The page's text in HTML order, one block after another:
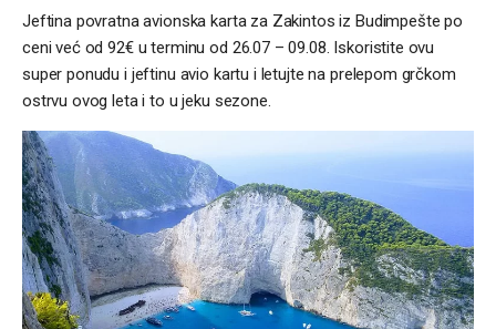
Jeftina povratna avionska karta za Zakintos iz Budimpešte po
ceni već od 92€ u terminu od 26.07 – 09.08. Iskoristite ovu
super ponudu i jeftinu avio kartu i letujte na prelepom grčkom
ostrvu ovog leta i to u jeku sezone.